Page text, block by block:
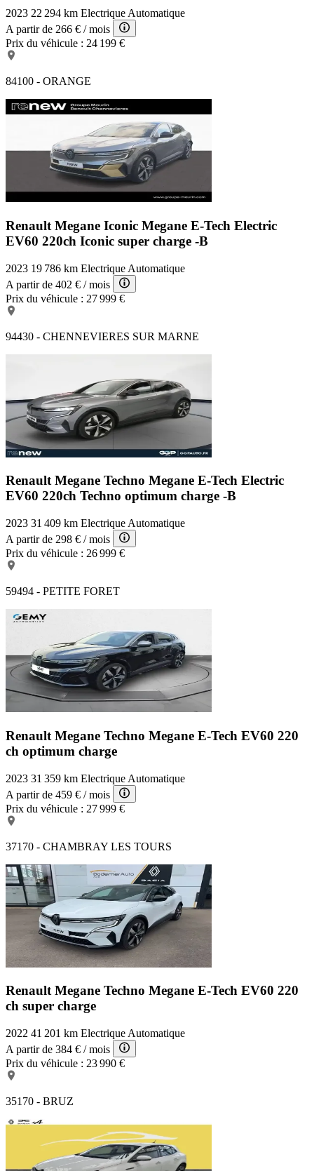
2023 22 294 km Electrique Automatique
A partir de 266 € / mois
Prix du véhicule : 24 199 €
84100 - ORANGE
Renault Megane Iconic Megane E-Tech Electric
EV60 220ch Iconic super charge -B
2023 19 786 km Electrique Automatique
A partir de 402 € / mois
Prix du véhicule : 27 999 €
94430 - CHENNEVIERES SUR MARNE
Renault Megane Techno Megane E-Tech Electric
EV60 220ch Techno optimum charge -B
2023 31 409 km Electrique Automatique
A partir de 298 € / mois
Prix du véhicule : 26 999 €
59494 - PETITE FORET
Renault Megane Techno Megane E-Tech EV60 220
ch optimum charge
2023 31 359 km Electrique Automatique
A partir de 459 € / mois
Prix du véhicule : 27 999 €
37170 - CHAMBRAY LES TOURS
Renault Megane Techno Megane E-Tech EV60 220
ch super charge
2022 41 201 km Electrique Automatique
A partir de 384 € / mois
Prix du véhicule : 23 990 €
35170 - BRUZ